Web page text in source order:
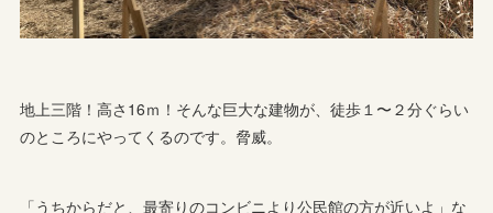
地上三階！高さ16ｍ！そんな巨大な建物が、徒歩１〜２分ぐらい
のところにやってくるのです。脅威。
「うちからだと、最寄りのコンビニより公民館の方が近いよ」な